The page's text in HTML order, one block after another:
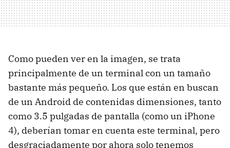
Como pueden ver en la imagen, se trata
principalmente de un terminal con un tamaño
bastante más pequeño. Los que están en buscan
de un Android de contenidas dimensiones, tanto
como 3.5 pulgadas de pantalla (como un iPhone
4), deberían tomar en cuenta este terminal, pero
desgraciadamente por ahora solo tenemos